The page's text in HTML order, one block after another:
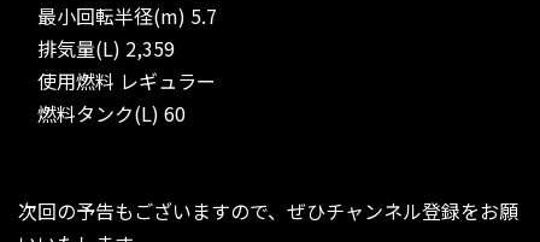
最小回転半径(m) 5.7
排気量(L) 2,359
使用燃料 レギュラー
燃料タンク(L) 60
次回の予告もございますので、ぜひチャンネル登録をお願